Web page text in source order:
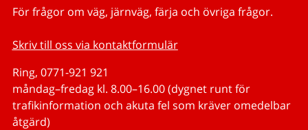
För frågor om väg, järnväg, färja och övriga frågor.
Skriv till oss via kontaktformulär
Ring, 0771-921 921
måndag–fredag kl. 8.00–16.00 (dygnet runt för
trafikinformation och akuta fel som kräver omedelbar
åtgärd)